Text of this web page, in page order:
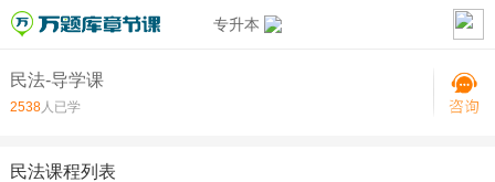
专升本
民法-导学课
2538人已学
民法课程列表